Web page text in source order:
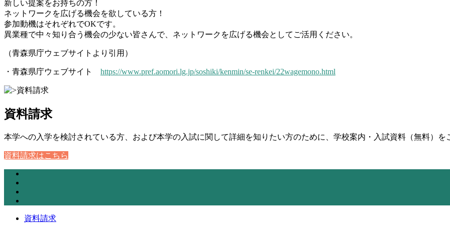
新しい提案をお持ちの方！
ネットワークを広げる機会を欲している方！
参加動機はそれぞれでOKです。
異業種で中々知り合う機会の少ない皆さんで、ネットワークを広げる機会としてご活用ください。
（青森県庁ウェブサイトより引用）
・青森県庁ウェブサイト https://www.pref.aomori.lg.jp/soshiki/kenmin/se-renkei/22wagemono.html
資料請求
本学への入学を検討されている方、および本学の入試に関して詳細を知りたい方のために、学校案内・入試資料（無料）を
資料請求はこちら
資料請求